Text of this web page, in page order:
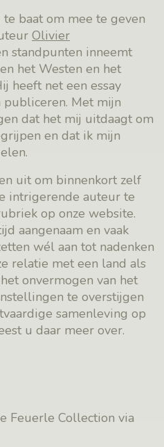
baat om mee te geven
Olivier
standpunten inneemt
het Westen en het
heeft net een essay
Met mijn
dat het mij uitdaagt om
en dat ik mijn
uit om binnenkort zelf
intrigerende auteur te
op onze website.
aangenaam en vaak
wél aan tot nadenken
relatie met een land als
onvermogen van het
te overstijgen
samenleving op
u daar meer over.
Feuerle Collection via